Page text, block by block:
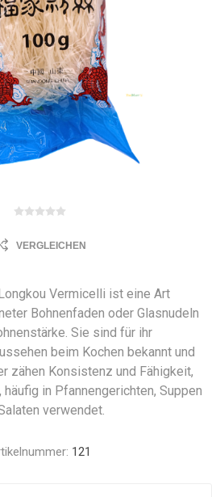
VERGLEICHEN
Vermicelli ist eine Art
Bohnenfaden oder Glasnudeln
Sie sind für ihr
beim Kochen bekannt und
zähen Konsistenz und Fähigkeit,
in Pfannengerichten, Suppen
verwendet.
121